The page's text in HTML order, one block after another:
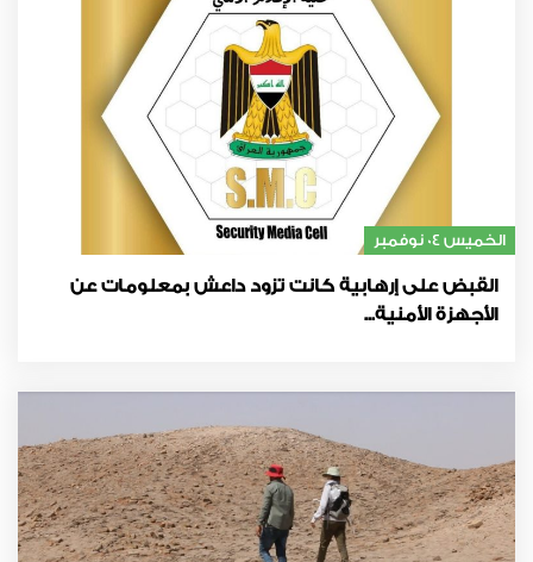
الخميس 04 نوفمبر
القبض على إرهابية كانت تزود داعش بمعلومات عن
الأجهزة الأمنية...